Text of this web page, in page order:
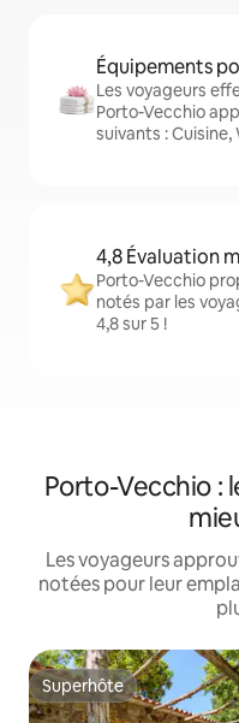
Équipements
Les voyageurs
Porto-Vecchio
suivants : Cuisine,
4,8 Évaluation
Porto-Vecchio
notés par les
4,8 sur 5 !
Porto-Vecchio :
Les voyageurs
notées pour leur
Superhôte
Superhôte